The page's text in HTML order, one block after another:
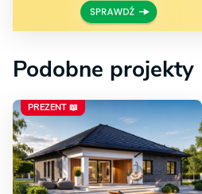
Podobne projekty
PREZENT 📖